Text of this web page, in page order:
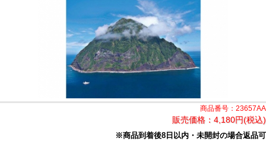
商品番号：23657AA
販売価格： 4,180円(税込)
※商品到着後8日以内・未開封の場合返品可